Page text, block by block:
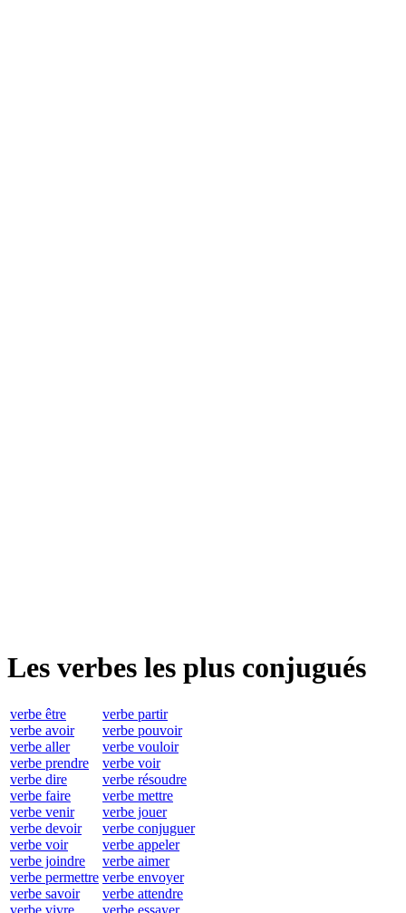
Les verbes les plus conjugués
verbe être
verbe avoir
verbe aller
verbe prendre
verbe dire
verbe faire
verbe venir
verbe devoir
verbe voir
verbe joindre
verbe permettre
verbe savoir
verbe partir
verbe pouvoir
verbe vouloir
verbe voir
verbe résoudre
verbe mettre
verbe jouer
verbe conjuguer
verbe appeler
verbe aimer
verbe envoyer
verbe attendre